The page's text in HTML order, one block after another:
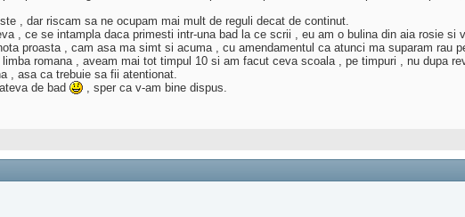
, dar riscam sa ne ocupam mai mult de reguli decat de continut.
, ce se intampla daca primesti intr-una bad la ce scrii , eu am o bulina din aia rosie
proasta , cam asa ma simt si acuma , cu amendamentul ca atunci ma suparam rau
romana , aveam mai tot timpul 10 si am facut ceva scoala , pe timpuri , nu dupa
, asa ca trebuie sa fii atentionat.
de bad
, sper ca v-am bine dispus.